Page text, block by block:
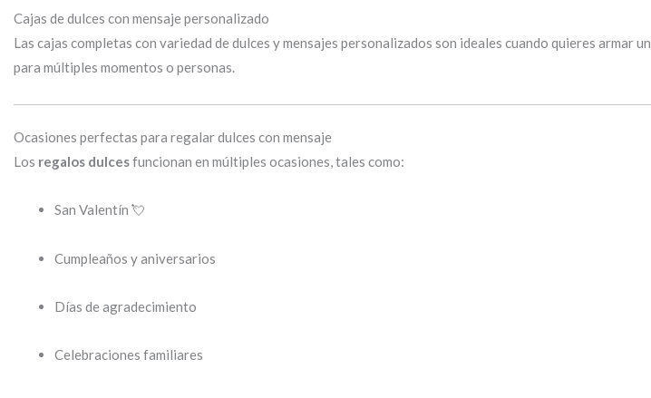
Cajas de dulces con mensaje personalizado
Las cajas completas con variedad de dulces y mensajes personalizados son ideales cuando quieres
para múltiples momentos o personas.
Ocasiones perfectas para regalar dulces con mensaje
Los regalos dulcesfuncionan en múltiples ocasiones, tales como:
San Valentín 💘
Cumpleaños y aniversarios
Días de agradecimiento
Celebraciones familiares